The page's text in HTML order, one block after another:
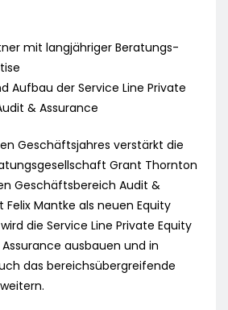
mit langjähriger Beratungs-
Aufbau der Service Line Private
& Assurance
Geschäftsjahres verstärkt die
Grant Thornton
Geschäftsbereich Audit &
Mantke als neuen Equity
die Service Line Private Equity
ausbauen und in
das bereichsübergreifende